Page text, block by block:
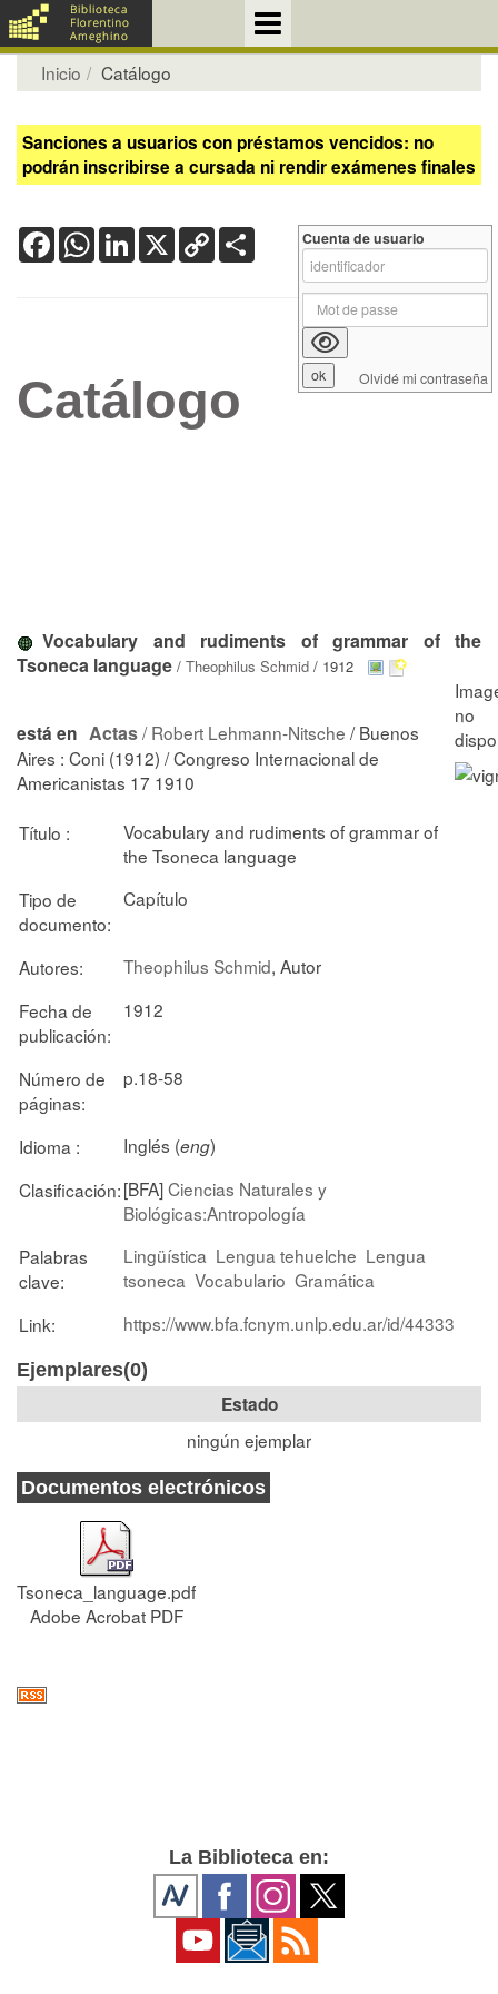
Inicio Catálogo
Sanciones a usuarios con préstamos vencidos: no
podrán inscribirse a cursada ni rendir exámenes finales
FacebookWhatsApp
LinkedIn
X Copy
Link
Catálogo
Vocabulary and rudiments of grammar of the
Tsoneca language / Theophilus Schmid / 1912
está en Actas/Robert Lehmann-Nitsche / Buenos
Aires : Coni (1912) / Congreso Internacional de
Americanistas 17 1910
Título :
Vocabulary and rudiments of grammar of
the Tsoneca language
Tipo de
documento:
Capítulo
Autores: Theophilus Schmid, Autor
Fecha de
publicación:
1912
Número de
páginas:
p.18-58
Idioma : Inglés (eng)
Clasificación:[BFA]Ciencias Naturales y
Biológicas:Antropología
Palabras
clave:
Lingüística Lengua tehuelche Lengua
tsoneca Vocabulario Gramática
Link:
https://www.bfa.fcnym.unlp.edu.ar/id/44333
Ejemplares(0)
Estado
ningún ejemplar
Documentos electrónicos
Tsoneca_language.pdf
Adobe Acrobat PDF
Cuenta de usuario
Olvidé mi contraseña
La Biblioteca en: